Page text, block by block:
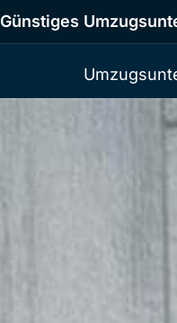
Günstiges